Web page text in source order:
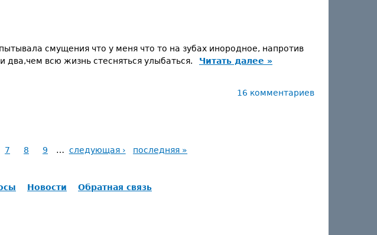
смущения что у меня что то на зубах инородное, напротив
два,чем всю жизнь стесняться улыбаться.
Читать далее »
16 комментариев
7 8 9 … следующая › последняя »
Новости Обратная связь